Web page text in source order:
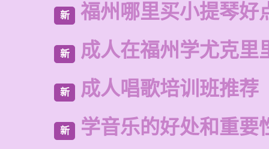
新 福州哪里买小提琴好
新 成人在福州学尤克里
新 成人唱歌培训班推荐
新 学音乐的好处和重要